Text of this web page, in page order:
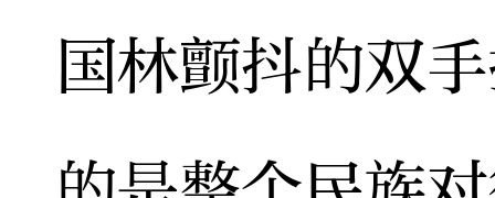
国林颤抖的双